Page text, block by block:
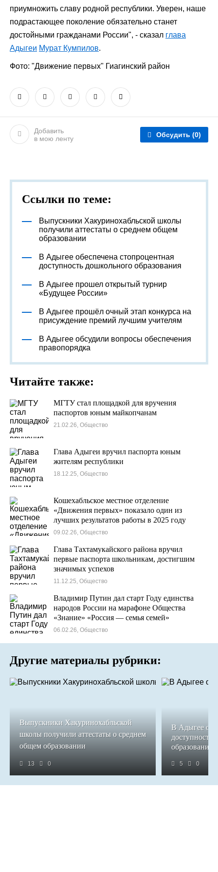
приумножить славу родной республики. Уверен, наше
подрастающее поколение обязательно станет
достойными гражданами России", - сказал глава
Адыгеи Мурат Кумпилов.
Фото: "Движение первых" Гиагинский район
Добавить
в мою ленту
Обсудить (0)
Ссылки по теме:
Выпускники Хакуринохабльской школы
получили аттестаты о среднем общем
образовании
В Адыгее обеспечена стопроцентная
доступность дошкольного образования
В Адыгее прошел открытый турнир
«Будущее России»
В Адыгее прошёл очный этап конкурса на
присуждение премий лучшим учителям
В Адыгее обсудили вопросы обеспечения
правопорядка
Читайте также:
МГТУ стал площадкой для вручения
паспортов юным майкопчанам
21.02.26, Общество
Глава Адыгеи вручил паспорта юным
жителям республики
18.12.25, Общество
Кошехабльское местное отделение
«Движения первых» показало один из
лучших результатов работы в 2025 году
09.02.26, Общество
Глава Тахтамукайского района вручил
первые паспорта школьникам, достигшим
значимых успехов
11.12.25, Общество
Владимир Путин дал старт Году единства
народов России на марафоне Общества
«Знание» «Россия — семья семей»
06.02.26, Общество
Другие материалы рубрики:
Выпускники Хакуринохабльской
школы получили аттестаты о среднем
общем образовании
13 0
В Адыгее
доступность
образования
5 0